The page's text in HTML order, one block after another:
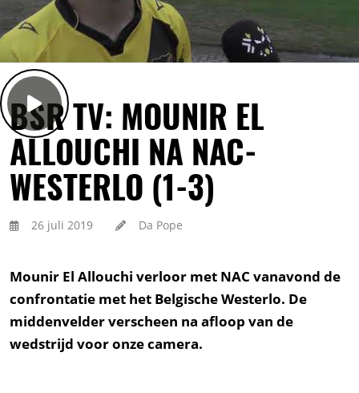
BSR TV: MOUNIR EL
ALLOUCHI NA NAC-
WESTERLO (1-3)
26 juli 2019 Da Pope
Mounir El Allouchi verloor met NAC vanavond de
confrontatie met het Belgische Westerlo. De
middenvelder verscheen na afloop van de
wedstrijd voor onze camera.